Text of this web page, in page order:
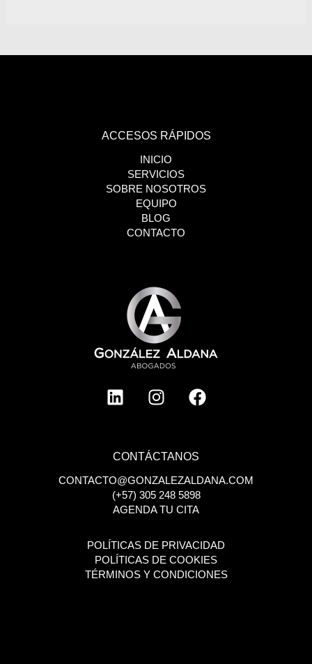
ACCESOS RÁPIDOS
INICIO
SERVICIOS
SOBRE NOSOTROS
EQUIPO
BLOG
CONTACTO
L
i
e
d
i
n
I
n
a
g
r
a
F
a
b
o
o
k
CONTÁCTANOS
CONTACTO@GONZALEZALDANA.COM
(+57) 305 248 5898
AGENDA TU CITA
POLÍTICAS DE PRIVACIDAD
POLÍTICAS DE COOKIES
TÉRMINOS Y CONDICIONES